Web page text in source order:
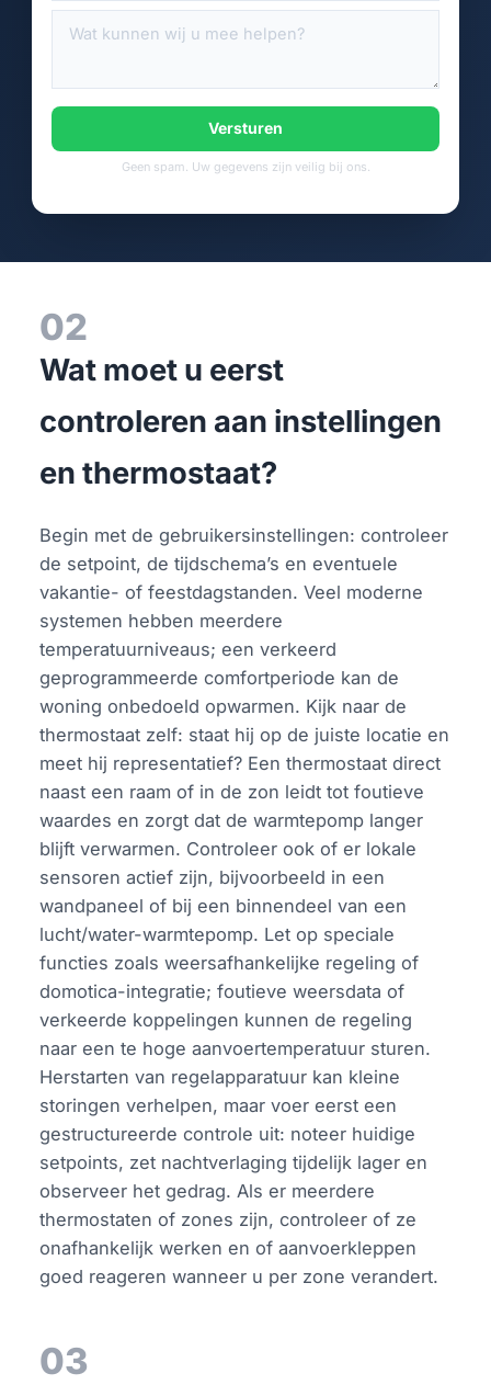
Versturen
Geen spam. Uw gegevens zijn veilig bij ons.
02
Wat moet u eerst
controleren aan instellingen
en thermostaat?
Begin met de gebruikersinstellingen: controleer
de setpoint, de tijdschema’s en eventuele
vakantie- of feestdagstanden. Veel moderne
systemen hebben meerdere
temperatuurniveaus; een verkeerd
geprogrammeerde comfortperiode kan de
woning onbedoeld opwarmen. Kijk naar de
thermostaat zelf: staat hij op de juiste locatie en
meet hij representatief? Een thermostaat direct
naast een raam of in de zon leidt tot foutieve
waardes en zorgt dat de warmtepomp langer
blijft verwarmen. Controleer ook of er lokale
sensoren actief zijn, bijvoorbeeld in een
wandpaneel of bij een binnendeel van een
lucht/water-warmtepomp. Let op speciale
functies zoals weersafhankelijke regeling of
domotica-integratie; foutieve weersdata of
verkeerde koppelingen kunnen de regeling
naar een te hoge aanvoertemperatuur sturen.
Herstarten van regelapparatuur kan kleine
storingen verhelpen, maar voer eerst een
gestructureerde controle uit: noteer huidige
setpoints, zet nachtverlaging tijdelijk lager en
observeer het gedrag. Als er meerdere
thermostaten of zones zijn, controleer of ze
onafhankelijk werken en of aanvoerkleppen
goed reageren wanneer u per zone verandert.
03